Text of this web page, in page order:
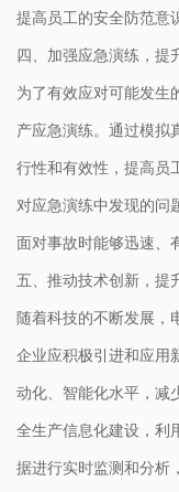
提高员工的安全防范意
四、加强应急演练，提
为了有效应对可能发生
产应急演练。通过模拟
行性和有效性，提高员
对应急演练中发现的问
面对事故时能够迅速、
五、推动技术创新，提
随着科技的不断发展，
企业应积极引进和应用
动化、智能化水平，减
全生产信息化建设，利
据进行实时监测和分析